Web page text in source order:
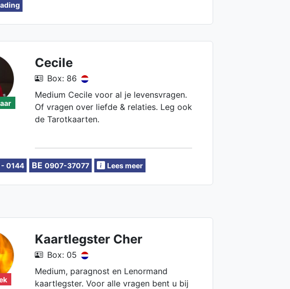
Cecile
Box: 86
Medium Cecile voor al je levensvragen.
Of vragen over liefde & relaties. Leg ook
de Tarotkaarten.
0144 BE 0907-37077 Lees meer
Kaartlegster Cher
Box: 05
Medium, paragnost en Lenormand
kaartlegster. Voor alle vragen bent u bij